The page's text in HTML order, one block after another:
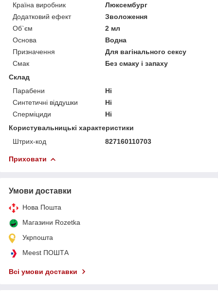
Країна виробник
Люксембург
Додатковий ефект
Зволоження
Об`єм
2 мл
Основа
Водна
Призначення
Для вагінального сексу
Смак
Без смаку і запаху
Склад
Парабени
Ні
Синтетичні віддушки
Ні
Сперміциди
Ні
Користувальницькі характеристики
Штрих-код
827160110703
Приховати
Умови доставки
Нова Пошта
Магазини Rozetka
Укрпошта
Meest ПОШТА
Всі умови доставки